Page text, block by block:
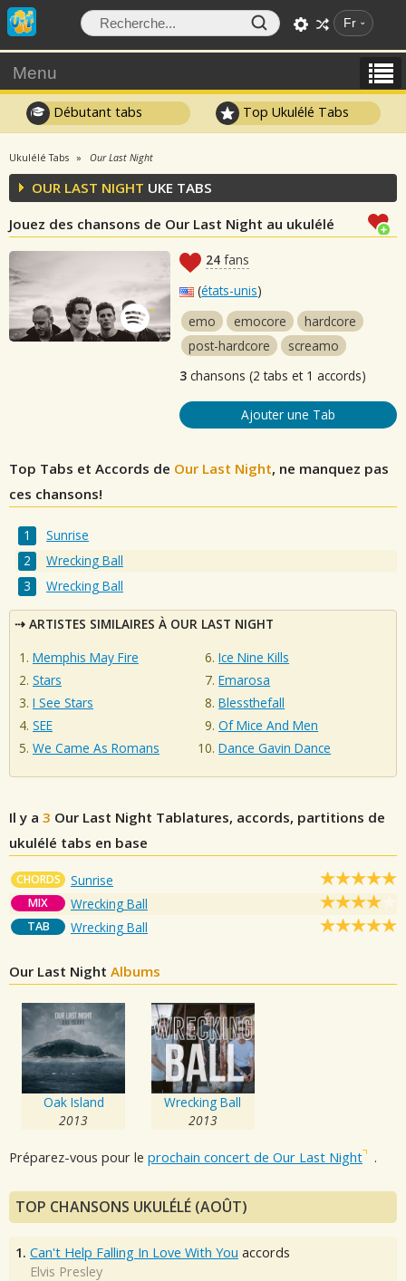
Fr
Menu
Débutant tabs Top Ukulélé Tabs
Ukulélé Tabs Our Last Night
OUR LAST NIGHT UKE TABS
Jouez des chansons de Our Last Night au ukulélé
24 fans
(états-unis)
emo
emocore
hardcore
post-hardcore
screamo
3 chansons (2 tabs et 1 accords)
Ajouter une Tab
Top Tabs et Accords de Our Last Night, ne manquez pas
ces chansons!
Sunrise
Wrecking Ball
Wrecking Ball
ARTISTES SIMILAIRES À OUR LAST NIGHT
Memphis May Fire
Stars
I See Stars
SEE
We Came As Romans
Ice Nine Kills
Emarosa
Blessthefall
Of Mice And Men
Dance Gavin Dance
Il y a 3 Our Last Night Tablatures, accords, partitions de
ukulélé tabs en base
CHORDS Sunrise
MIX Wrecking Ball
TAB Wrecking Ball
Our Last Night Albums
Oak Island
2013
Wrecking Ball
2013
Préparez-vous pour le prochain concert de Our Last Night .
TOP CHANSONS UKULÉLÉ (AOÛT)
1. Can't Help Falling In Love With You accords
Elvis Presley